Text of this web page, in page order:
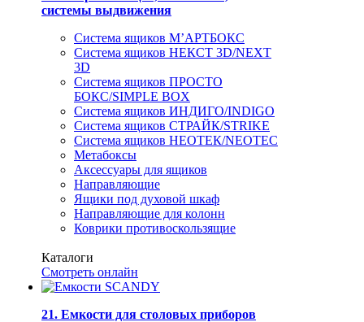
системы выдвижения
Система ящиков М’АРТБОКС
Система ящиков НЕКСТ 3D/NEXT
3D
Система ящиков ПРОСТО
БОКС/SIMPLE BOX
Система ящиков ИНДИГО/INDIGO
Система ящиков СТРАЙК/STRIKE
Система ящиков НЕОТЕК/NEOTEC
Метабоксы
Аксессуары для ящиков
Направляющие
Ящики под духовой шкаф
Направляющие для колонн
Коврики противоскользящие
Каталоги
Смотреть онлайн
21. Емкости для столовых приборов